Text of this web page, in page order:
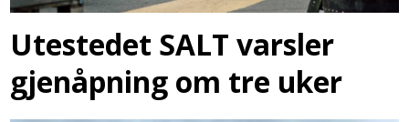
Utestedet SALT varsler
gjenåpning om tre uker